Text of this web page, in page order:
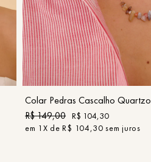
UN
COMPRAR
Colar Pedras Cascalho Quartzo
R$149,00 R$ 104,30
em 1 X deR$ 104,30 sem juros